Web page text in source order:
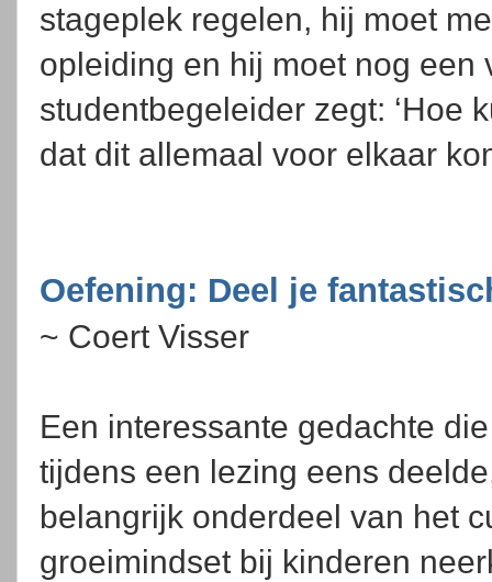
stageplek regelen, hij moet
opleiding en hij moet nog een
studentbegeleider zegt: ‘Hoe
dat dit allemaal voor elkaar
Oefening: Deel je
~ Coert Visser
Een interessante gedachte
tijdens een lezing eens
belangrijk onderdeel van het
groeimindset bij kinderen